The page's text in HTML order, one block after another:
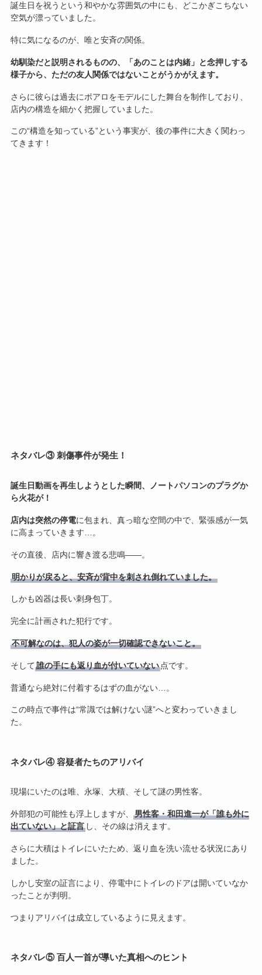
誕生日を祝うという和やかな雰囲気の中にも、どこかぎこちない
空気が漂っていました。
特に気になるのが、唯と安斉の関係。
幼馴染だと説明されるものの、「あのことは内緒」と念押しする
様子から、ただの友人関係ではないことがうかがえます。
さらに彼らは過去にポアロをモデルにした舞台を制作しており、
店内の構造を細かく把握していました。
この“構造を知っている”という事実が、後の事件に大きく関わっ
てきます！
ネタバレ③ 刺傷事件が発生！
誕生日動画を再生しようとした瞬間、ノートパソコンのプラグか
ら火花が！
店内は突然の停電に包まれ、真っ暗な空間の中で、緊張感が一気
に高まっていきます…。
その直後、店内に響き渡る悲鳴――。
明かりが戻ると、安斉が背中を刺され倒れていました。
しかも凶器は長い刺身包丁。
完全に計画された犯行です。
不可解なのは、犯人の姿が一切確認できないこと。
そして誰の手にも返り血が付いていない点です。
普通なら絶対に付着するはずの血がない…。
この時点で事件は“常識では解けない謎”へと変わっていきまし
た。
ネタバレ④ 容疑者たちのアリバイ
現場にいたのは唯、永塚、大積、そして謎の男性客。
外部犯の可能性も浮上しますが、
男性客・和田進一が「誰も外に
出ていない」と証言し、その線は消えます。
さらに大積はトイレにいたため、返り血を洗い流せる状況にあり
ました。
しかし安室の証言により、停電中にトイレのドアは開いていなか
ったことが判明。
つまりアリバイは成立しているように見えます。
ネタバレ⑤ 百人一首が導いた真相へのヒント